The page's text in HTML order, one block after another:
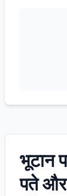
भूटान
पते और